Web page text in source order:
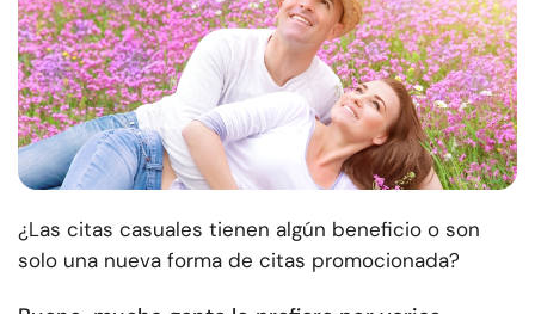
¿Las citas casuales tienen algún beneficio o son
solo una nueva forma de citas promocionada?